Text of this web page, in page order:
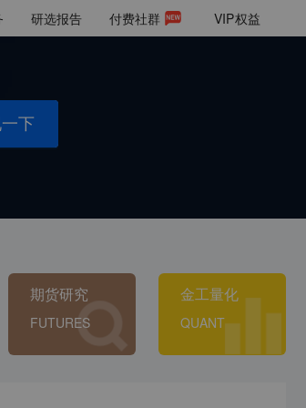
研选报告 付费社群 VIP权益
下
期货研究
FUTURES
金工量化
QUANT